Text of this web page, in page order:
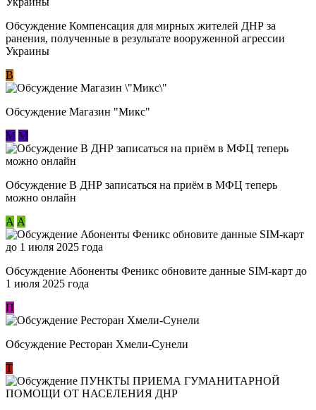
Обсуждение Компенсация для мирных жителей ДНР за
ранения, полученные в результате вооруженной агрессии
Украины
В
Обсуждение Магазин "Микс"
М М
Обсуждение В ДНР записаться на приём в МФЦ теперь
можно онлайн
А А
Обсуждение Абоненты Феникс обновите данные SIM-карт до
1 июля 2025 года
П
Обсуждение Ресторан Хмели-Сунели
Т